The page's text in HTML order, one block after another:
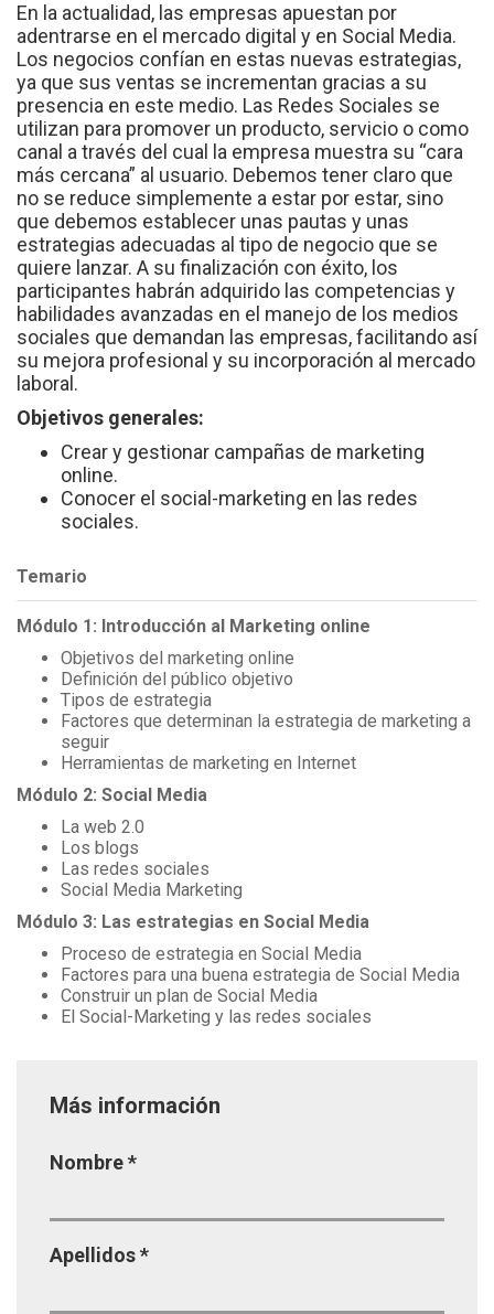
En la actualidad, las empresas apuestan por
adentrarse en el mercado digital y en Social Media.
Los negocios confían en estas nuevas estrategias,
ya que sus ventas se incrementan gracias a su
presencia en este medio. Las Redes Sociales se
utilizan para promover un producto, servicio o como
canal a través del cual la empresa muestra su “cara
más cercana” al usuario. Debemos tener claro que
no se reduce simplemente a estar por estar, sino
que debemos establecer unas pautas y unas
estrategias adecuadas al tipo de negocio que se
quiere lanzar. A su finalización con éxito, los
participantes habrán adquirido las competencias y
habilidades avanzadas en el manejo de los medios
sociales que demandan las empresas, facilitando así
su mejora profesional y su incorporación al mercado
laboral.
Objetivos generales:
Crear y gestionar campañas de marketing
online.
Conocer el social-marketing en las redes
sociales.
Temario
Módulo 1: Introducción al Marketing online
Objetivos del marketing online
Definición del público objetivo
Tipos de estrategia
Factores que determinan la estrategia de marketing a
seguir
Herramientas de marketing en Internet
Módulo 2: Social Media
La web 2.0
Los blogs
Las redes sociales
Social Media Marketing
Módulo 3: Las estrategias en Social Media
Proceso de estrategia en Social Media
Factores para una buena estrategia de Social Media
Construir un plan de Social Media
El Social-Marketing y las redes sociales
Más información
Nombre*
Apellidos*